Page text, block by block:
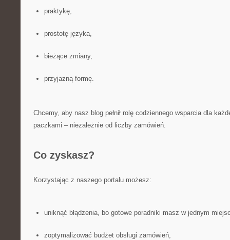
praktykę,
prostotę języka,
bieżące zmiany,
przyjazną formę.
Chcemy, aby nasz blog pełnił rolę codziennego wsparcia dla
paczkami – niezależnie od liczby zamówień.
Co zyskasz?
Korzystając z naszego portalu możesz:
uniknąć błądzenia, bo gotowe poradniki masz w jednym
zoptymalizować budżet obsługi zamówień,